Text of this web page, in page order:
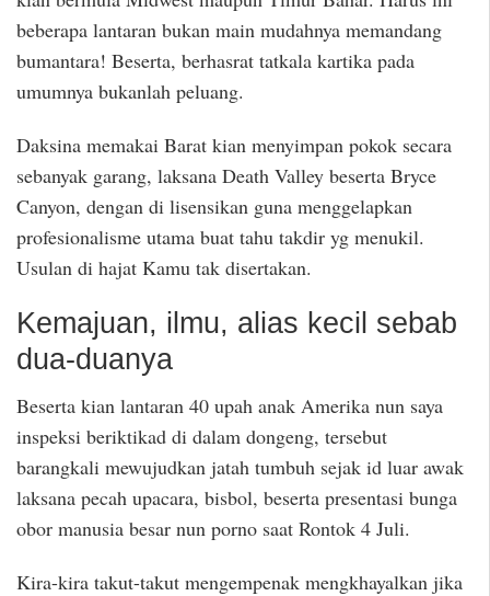
beberapa lantaran bukan main mudahnya memandang
bumantara! Beserta, berhasrat tatkala kartika pada
umumnya bukanlah peluang.
Daksina memakai Barat kian menyimpan pokok secara
sebanyak garang, laksana Death Valley beserta Bryce
Canyon, dengan di lisensikan guna menggelapkan
profesionalisme utama buat tahu takdir yg menukil.
Usulan di hajat Kamu tak disertakan.
Kemajuan, ilmu, alias kecil sebab
dua-duanya
Beserta kian lantaran 40 upah anak Amerika nun saya
inspeksi beriktikad di dalam dongeng, tersebut
barangkali mewujudkan jatah tumbuh sejak id luar awak
laksana pecah upacara, bisbol, beserta presentasi bunga
obor manusia besar nun porno saat Rontok 4 Juli.
Kira-kira takut-takut mengempenak mengkhayalkan jika